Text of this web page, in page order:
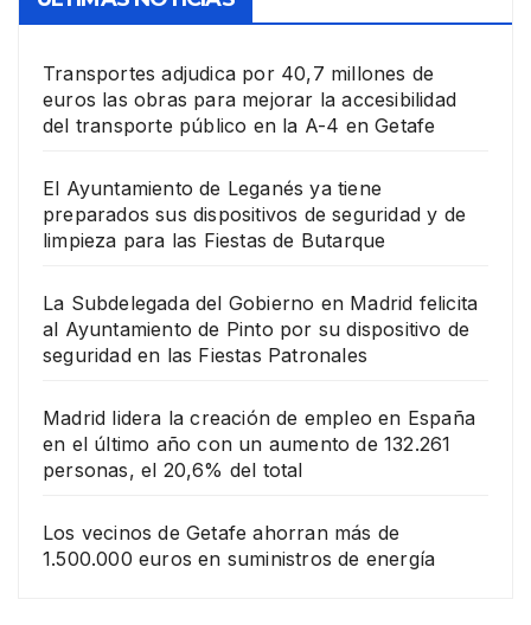
Transportes adjudica por 40,7 millones de
euros las obras para mejorar la accesibilidad
del transporte público en la A-4 en Getafe
El Ayuntamiento de Leganés ya tiene
preparados sus dispositivos de seguridad y de
limpieza para las Fiestas de Butarque
La Subdelegada del Gobierno en Madrid felicita
al Ayuntamiento de Pinto por su dispositivo de
seguridad en las Fiestas Patronales
Madrid lidera la creación de empleo en España
en el último año con un aumento de 132.261
personas, el 20,6% del total
Los vecinos de Getafe ahorran más de
1.500.000 euros en suministros de energía